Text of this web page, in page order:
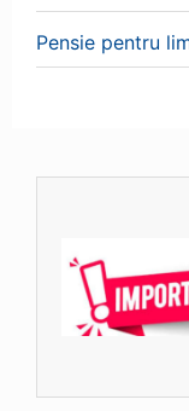
Pensie pentru